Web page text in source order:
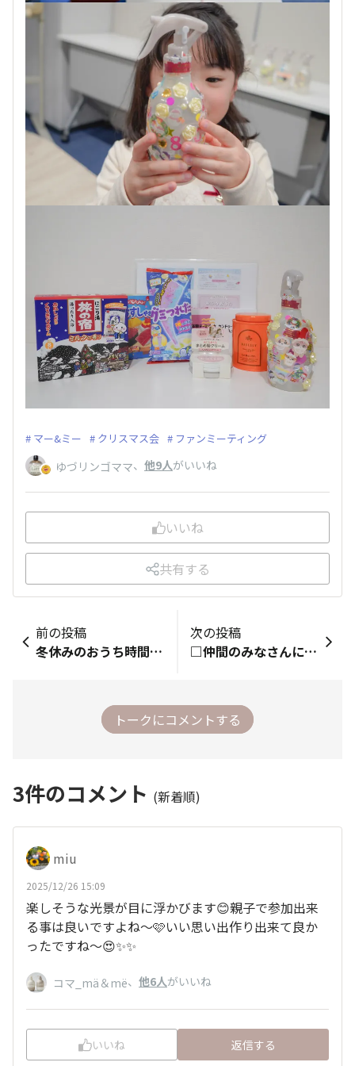
マー&ミー クリスマス会 ファンミーティング
ゆづリンゴママ、 他9人がいいね
いいね
共有する
前の投稿
冬休みのおうち時間は、知育菓子の出番ですよね(⁠^⁠^⁠) 早速、子どもたち2人でおすしやさん〜♡楽しく遊んで、食べて…冬休み中、何度もお世話になります！
次の投稿
□仲間のみなさんに一言 ありがとうございます･:*+.(( °ω° ))/.:+ キャンペーン当選しました！
トークにコメントする
3件のコメント (新着順)
miu
2025/12/26 15:09
楽しそうな光景が目に浮かびます😊親子で参加出来
る事は良いですよね〜🩷いい思い出作り出来て良か
ったですね～😍✨✨
コマ_mä＆më、 他6人がいいね
いいね 返信する